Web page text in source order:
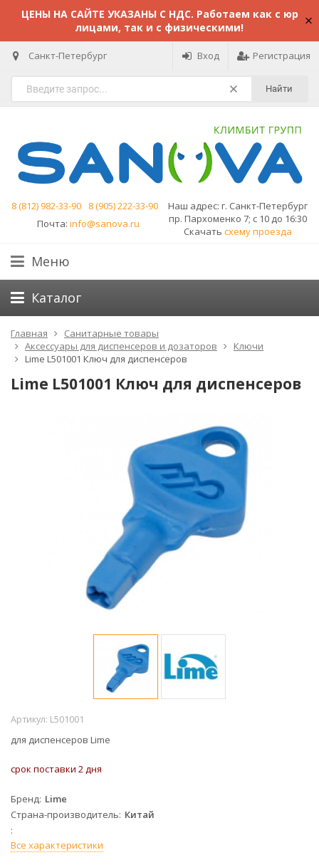
ЦЕНЫ НА САЙТЕ УКАЗАНЫ С НДС. Работаем как с юр
лицами, так и с физическими!
Санкт-Петербург Вход Регистрация
Найти
8 (812) 982-33-90
8 (905) 222-33-90
Почта: info@sanova.ru
Наш адрес: г. Санкт-Петербург
пр. Пархоменко 7; с 10 до 16:30
Скачать схему проезда
Меню
Каталог
Главная
Санитарные товары
Аксессуары для диспенсеров и дозаторов
Ключи
Lime L501001 Ключ для диспенсеров
Lime L501001 Ключ для диспенсеров
Артикул: L501001
для диспенсеров Lime
срок поставки 2 дня
Бренд Lime
Страна-производитель Китай
Все характеристики